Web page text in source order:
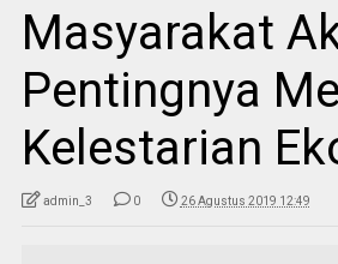
Masyarakat
Pentingnya
Kelestarian
admin_3 0 26 Agustus 2019 12:49